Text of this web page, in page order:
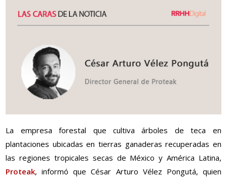
La empresa forestal que cultiva árboles de teca en
plantaciones ubicadas en tierras ganaderas recuperadas en
las regiones tropicales secas de México y América Latina,
Proteak, informó que César Arturo Vélez Pongutá, quien